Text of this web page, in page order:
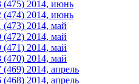
(475) 2014, июнь
(474) 2014, июнь
(473) 2014, май
(472) 2014, май
(471) 2014, май
(470) 2014, май
2014, апрель
2014, апрель